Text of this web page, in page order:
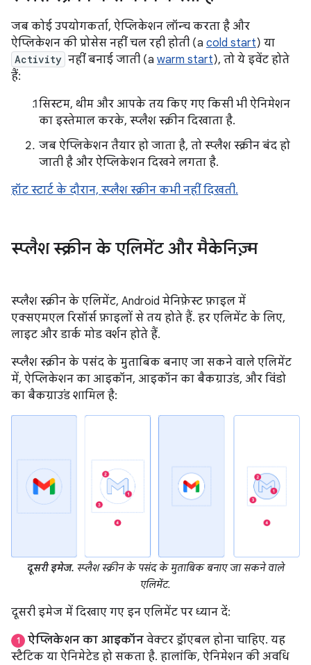
जब कोई उपयोगकर्ता, ऐप्लिकेशन लॉन्च करता है और
ऐप्लिकेशन की प्रोसेस नहीं चल रही होती (a cold start) या
Activity नहीं बनाई जाती (a warm start), तो ये इवेंट होते
हैं:
सिस्टम, थीम और आपके तय किए गए किसी भी ऐनिमेशन
का इस्तेमाल करके, स्प्लैश स्क्रीन दिखाता है.
जब ऐप्लिकेशन तैयार हो जाता है, तो स्प्लैश स्क्रीन बंद हो
जाती है और ऐप्लिकेशन दिखने लगता है.
हॉट स्टार्ट के दौरान, स्प्लैश स्क्रीन कभी नहीं दिखती.
स्प्लैश स्क्रीन के एलिमेंट और मैकेनिज़्म
स्प्लैश स्क्रीन के एलिमेंट, Android मेनिफ़ेस्ट फ़ाइल में
एक्सएमएल रिसॉर्स फ़ाइलों से तय होते हैं. हर एलिमेंट के लिए,
लाइट और डार्क मोड वर्शन होते हैं.
स्प्लैश स्क्रीन के पसंद के मुताबिक बनाए जा सकने वाले एलिमेंट
में, ऐप्लिकेशन का आइकॉन, आइकॉन का बैकग्राउंड, और विंडो
का बैकग्राउंड शामिल है:
दूसरी इमेज. स्प्लैश स्क्रीन के पसंद के मुताबिक बनाए जा सकने वाले
एलिमेंट.
दूसरी इमेज में दिखाए गए इन एलिमेंट पर ध्यान दें:
1 ऐप्लिकेशन का आइकॉन वेक्टर ड्रॉएबल होना चाहिए. यह
स्टैटिक या ऐनिमेटेड हो सकता है. हालांकि, ऐनिमेशन की अवधि